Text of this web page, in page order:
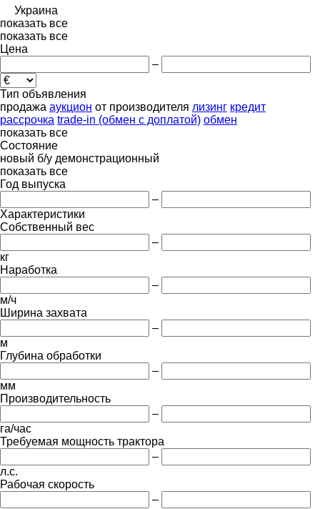
Украина
показать все
показать все
Цена
–
Тип объявления
продажа аукцион от производителя лизинг кредит
рассрочка trade-in (обмен с доплатой) обмен
показать все
Состояние
новый б/у демонстрационный
показать все
Год выпуска
–
Характеристики
Собственный вес
–
кг
Наработка
–
м/ч
Ширина захвата
–
м
Глубина обработки
–
мм
Производительность
–
га/час
Требуемая мощность трактора
–
л.с.
Рабочая скорость
–